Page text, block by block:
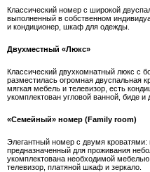
Классический номер с широкой
выполненный в собственном
и кондиционер, шкаф для одежды.
Двухместный «Люкс»
Классический двухкомнатный люкс с
разместилась огромная двуспальная
мягкая мебель и телевизор, есть
укомплектован угловой ванной, биде и
«Семейный» номер (Family room)
Элегантный номер с двумя кроватями:
предназначенный для проживания
укомплектована необходимой
телевизор, платяной шкаф и зеркало.